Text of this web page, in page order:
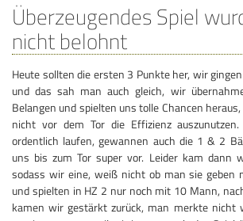
Überzeugendes Spiel
nicht belohnt
Heute sollten die ersten 3 Punkte her, wir
und das sah man auch gleich, wir
Belangen und spielten uns tolle Chancen
nicht vor dem Tor die Effizienz
ordentlich laufen, gewannen auch die 1 & 2
uns bis zum Tor super vor. Leider kam dann
sodass wir eine, weiß nicht ob man sie geben
und spielten in HZ 2 nur noch mit 10 Mann,
kamen wir gestärkt zurück, man merkte nicht